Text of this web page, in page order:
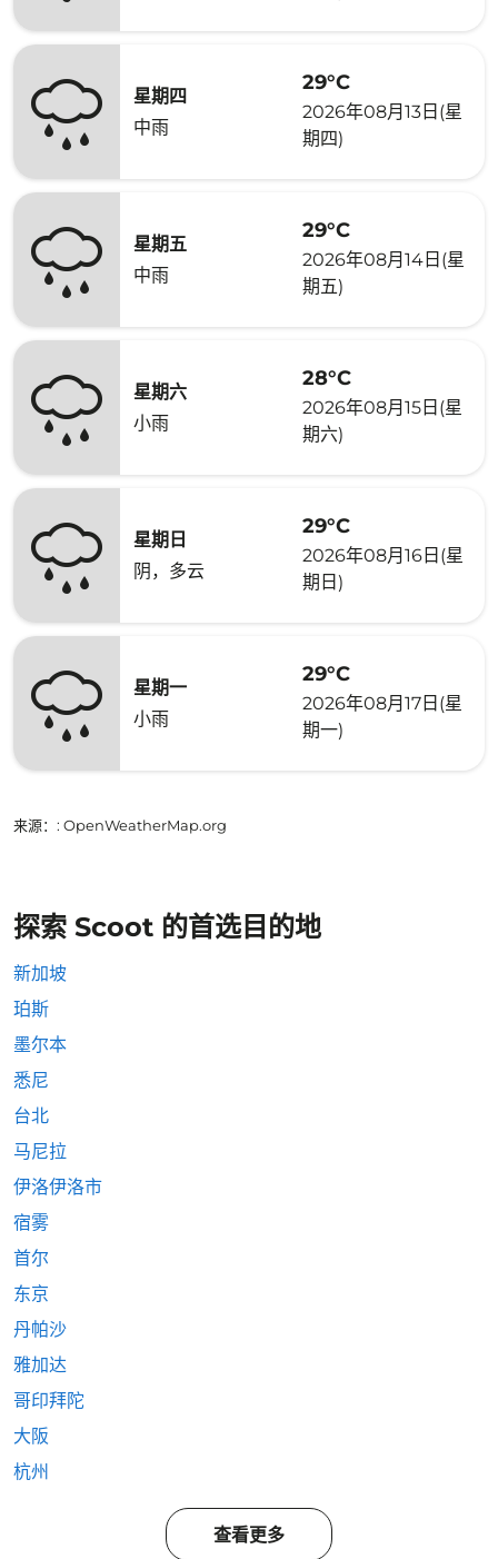
星期四
中雨
29°C
2026年08月13日(星
期四)
星期五
中雨
29°C
2026年08月14日(星
期五)
星期六
小雨
28°C
2026年08月15日(星
期六)
星期日
阴，多云
29°C
2026年08月16日(星
期日)
星期一
小雨
29°C
2026年08月17日(星
期一)
来源： : OpenWeatherMap.org
探索 Scoot 的首选目的地
新加坡
珀斯
墨尔本
悉尼
台北
马尼拉
伊洛伊洛市
宿雾
首尔
东京
丹帕沙
雅加达
哥印拜陀
大阪
杭州
查看更多